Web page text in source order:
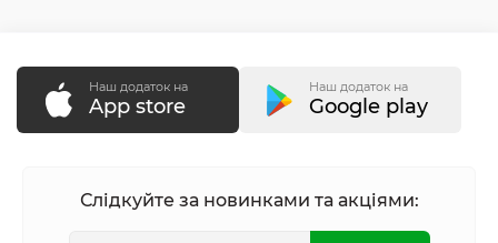
Наш додаток на
App store
Наш додаток на
Google play
Слідкуйте за новинками та акціями: